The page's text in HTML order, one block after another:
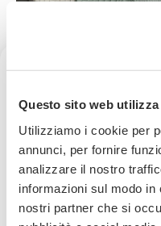
Questo sito web
Utilizziamo i cookie per
annunci, per fornire
analizzare il nostro
informazioni sul modo
nostri partner che si
Matrimoniale Bicolor in
Microfibra - 7 colori
Ricevi uno
tuo
Iscriviti subito alla
La tua email